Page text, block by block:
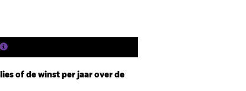
of de winst per jaar over de